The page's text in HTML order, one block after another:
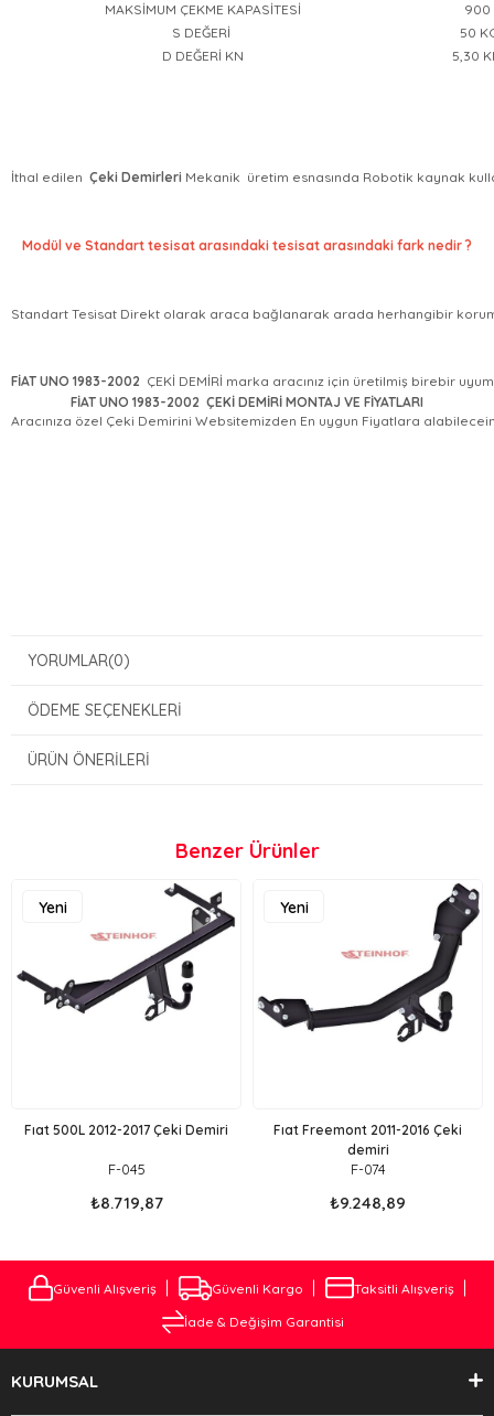
MAKSİMUM ÇEKME KAPASİTESİ
900
S DEĞERİ
50
D DEĞERİ KN
5,30
İthal edilen Çeki Demirleri Mekanik  üretim esnasında Robotik kaynak
Modül ve Standart tesisat arasındaki tesisat arasındaki fark nedir ?
Standart Tesisat Direkt olarak araca bağlanarak arada herhangibir
FİAT UNO 1983-2002
FİAT UNO 1983-2002 ÇEKİ DEMİRİ MONTAJ VE FİYATLARI
Aracınıza özel Çeki Demirini Websitemizden En uygun Fiyatlara
YORUMLAR(0)
ÖDEME SEÇENEKLERI
ÜRÜN ÖNERILERI
Benzer Ürünler
Fıat 500L 2012-2017 Çeki Demiri
F-045
₺8.719,87
Yeni
Fıat Freemont 2011-2016 Çeki
demiri
F-074
₺9.248,89
Yeni
Güvenli Alışveriş Güvenli Kargo
Taksitli Alışveriş
İade & Değişim Garantisi
KURUMSAL